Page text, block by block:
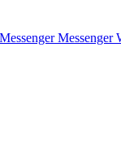
Messenger Messenger